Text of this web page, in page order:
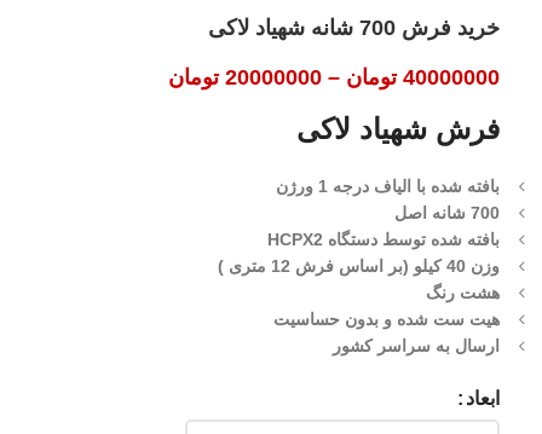
خرید فرش 700 شانه شهیاد لاکی
40000000 تومان –
20000000 تومان
فرش شهیاد لاکی
بافته شده با الیاف درجه 1 ورژن
700 شانه اصل
بافته شده توسط دستگاه HCPX2
وزن 40 کیلو (بر اساس فرش 12 متری )
هشت رنگ
هیت ست شده و بدون حساسیت
ارسال به سراسر کشور
ابعاد